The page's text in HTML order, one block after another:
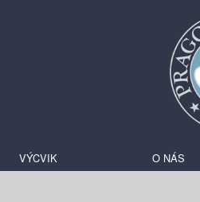
VÝCVIK O NÁS